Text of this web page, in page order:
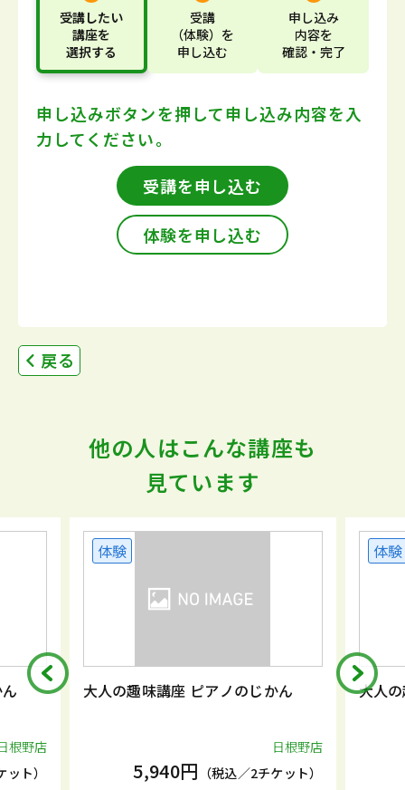
受講したい
講座を
選択する
受講
（体験） を
申し込む
申し込み
内容を
確認・完了
申し込みボタンを押して申し込み内容を入
力してください。
受講を申し込む
体験を申し込む
戻る
他の人はこんな講座も
見ています
根野店
ト）
体験
大人の趣味講座 ピアノのじかん
日根野店
5,940円 （税込／2チケット）
体験
大人